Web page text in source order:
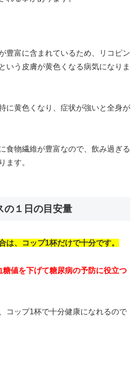
豊富に含まれているため、リコピン
いう皮膚が黄色くなる病気になりま
に黄色くなり、症状が強いと全身が
食物繊維が豊富なので、飲み過ぎる
ます。
の１日の目安量
は、コップ1杯だけで十分です。
糖値を下げて糖尿病の予防に役立つ
コップ1杯で十分健康になれるので